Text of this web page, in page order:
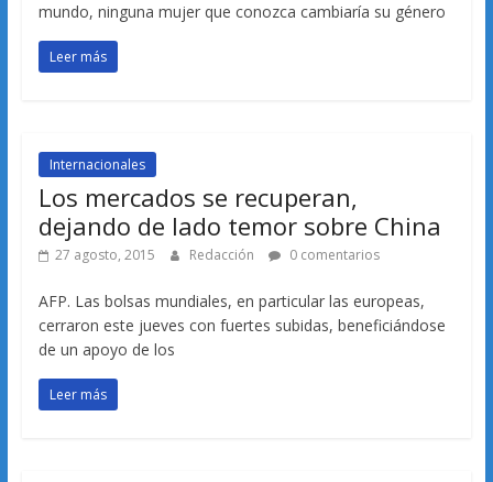
mundo, ninguna mujer que conozca cambiaría su género
Leer más
Internacionales
Los mercados se recuperan,
dejando de lado temor sobre China
27 agosto, 2015 Redacción 0 comentarios
AFP. Las bolsas mundiales, en particular las europeas,
cerraron este jueves con fuertes subidas, beneficiándose
de un apoyo de los
Leer más